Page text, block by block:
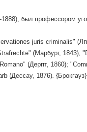
был профессором
juris criminalis"
(Марбург, 1843);
(Дерпт, 1860);
(Дессау, 1876). {Брокгауз}